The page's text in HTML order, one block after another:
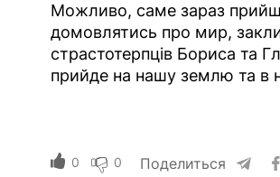
Можливо, саме зараз
домовлятись про мир,
страстотерпців Бориса та
прийде на нашу землю та в
0 0 Поделиться